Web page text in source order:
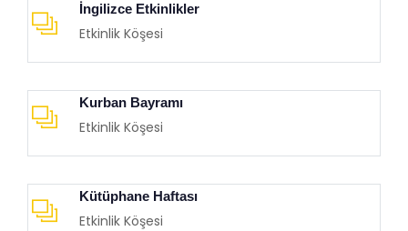
İngilizce Etkinlikler
Etkinlik Köşesi
Kurban Bayramı
Etkinlik Köşesi
Kütüphane Haftası
Etkinlik Köşesi